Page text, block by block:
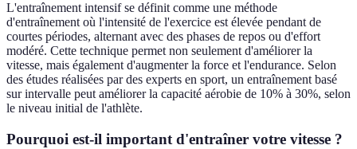
L'entraînement intensif se définit comme une méthode
d'entraînement où l'intensité de l'exercice est élevée pendant de
courtes périodes, alternant avec des phases de repos ou d'effort
modéré. Cette technique permet non seulement d'améliorer la
vitesse, mais également d'augmenter la force et l'endurance. Selon
des études réalisées par des experts en sport, un entraînement basé
sur intervalle peut améliorer la capacité aérobie de 10% à 30%, selon
le niveau initial de l'athlète.
Pourquoi est-il important d'entraîner votre vitesse ?